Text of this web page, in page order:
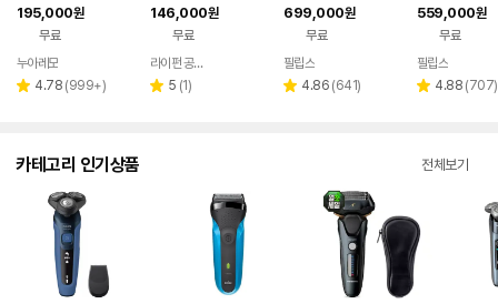
한정판
195,000원
무료
누아레모
별 4.78 리
(999+)
대용 면도기 트리머 버
전
146,000원
무료
라이펀 공식스토어
별 5 리
(1)
라 한정판 UV케이스 X
P9406/65+모근제
거기
699,000원
무료
필립스
별 4.86 리
(641)
라 XP9404/
대용면도기&
전기
559,000원
무료
필립스
별 4.88 리
(707)
카테고리 인기상품 전체보기